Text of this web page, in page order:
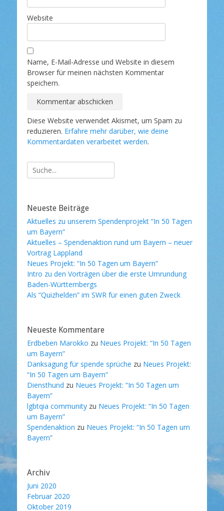
Website
Name, E-Mail-Adresse und Website in diesem
Browser für meinen nächsten Kommentar
speichern.
Diese Website verwendet Akismet, um Spam zu
reduzieren. Erfahre mehr darüber, wie deine
Kommentardaten verarbeitet werden.
Suche
nach:
Neueste Beiträge
Aktuelles zu unserem Spendenprojekt “In 50 Tagen
um Bayern”
Aktuelles – Spendenaktion rund um Bayern – neuer
Vortrag Lappland
Neues Projekt: “In 50 Tagen um Bayern”
Intro zu den Vorträgen über die erste Umrundung
Baden-Württembergs
Als “Quizhelden” im SWR für einen guten Zweck
Neueste Kommentare
Erdbeben Marokko zu Neues Projekt: “In 50 Tagen
um Bayern”
Danksagung für spende sprüche zu Neues Projekt:
“In 50 Tagen um Bayern”
Diensthund zu Neues Projekt: “In 50 Tagen um
Bayern”
lgbtqia community zu Neues Projekt: “In 50 Tagen
um Bayern”
Spendenaktion zu Neues Projekt: “In 50 Tagen um
Bayern”
Archiv
Juni 2020
Februar 2020
Oktober 2019